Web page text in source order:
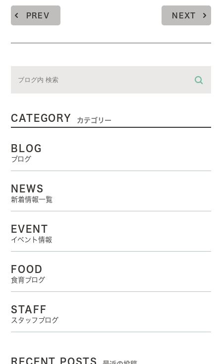
PREV NEXT
CATEGORY カテゴリー
BLOG
ブログ
NEWS
新着情報一覧
EVENT
イベント情報
FOOD
食育ブログ
STAFF
スタッフブログ
RECENT POSTS